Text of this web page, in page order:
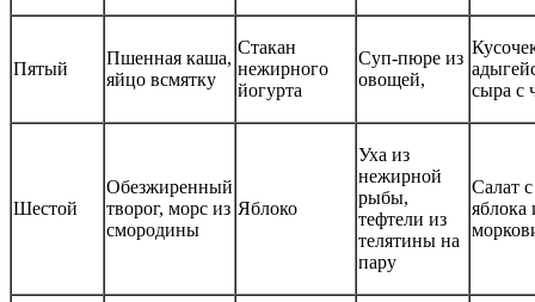
Пятый
Пшенная каша,
яйцо всмятку
Стакан
нежирного
йогурта
Суп-пюре из
овощей,
сыра с
Шестой
Обезжиренный
творог, морс из
смородины
Яблоко
Уха из
нежирной
рыбы,
тефтели из
телятины на
пару
Салат с
яблока